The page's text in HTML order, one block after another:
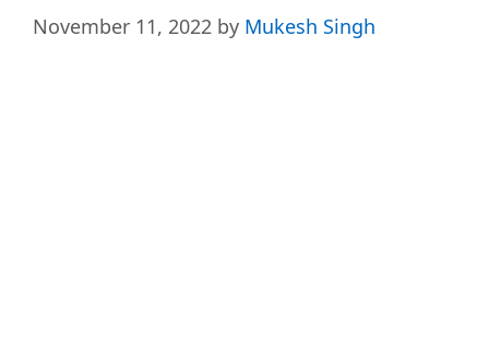
November 11, 2022 by Mukesh Singh